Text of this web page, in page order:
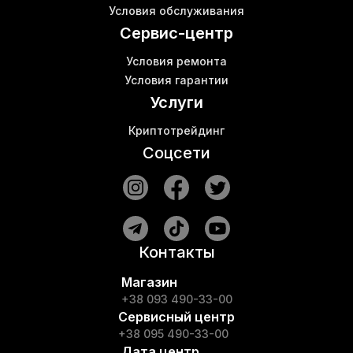
Майнинг станция
Аппаратные кошельки
Условия обслуживания
Сервис-центр
Условия ремонта
Условия гарантии
Услуги
Криптотрейдинг
Соцсети
Контакты
Магазин
+38 093 490-33-00
Сервисный центр
+38 095 490-33-00